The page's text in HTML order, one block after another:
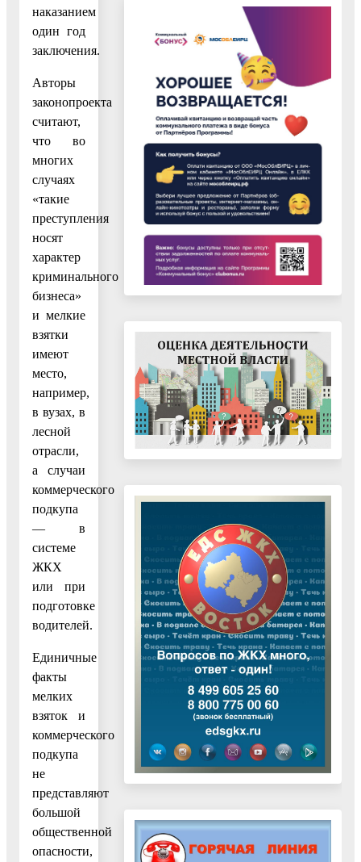
наказанием
один год
заключения.
Авторы
законопроекта
считают,
что во
многих
случаях
«такие
преступления
носят
характер
криминального
бизнеса»
и мелкие
взятки
имеют
место,
например,
в вузах, в
лесной
отрасли,
а случаи
коммерческого
подкупа
— в
системе
ЖКХ
или при
подготовке
водителей.
Единичные
факты
мелких
взяток и
коммерческого
подкупа
не
представляют
большой
общественной
опасности,